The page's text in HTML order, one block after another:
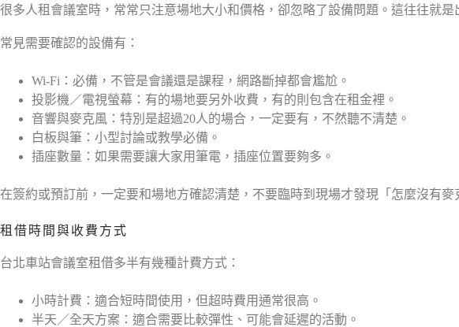
很多人租會議室時，常常只注意場地大小和價格，卻忽略了設備問題。這往往就是
常見需要確認的設備有：
Wi-Fi：必備，不管是會議還是課程，網路斷掉都會尷尬。
投影機／電視螢幕：有的場地要另外收費，有的則包含在租金裡。
音響與麥克風：特別是超過20人的場合，一定要有，不然聽不清楚。
白板與筆：小型討論或教學必備。
插座數量：如果需要讓大家用筆電，插座位置要夠多。
在簽約或預訂前，一定要和場地方確認清楚，不要臨時到現場才發現「怎麼沒有麥
租借時間與收費方式
台北車站會議室租借多半有幾種計費方式：
小時計費：適合短時間使用，但超時費用通常很高。
半天／全天方案：適合需要比較彈性、可能會延遲的活動。